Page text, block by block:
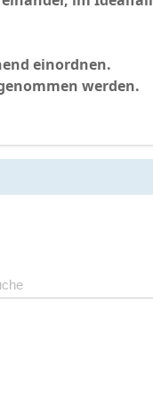
einordnen.
werden.